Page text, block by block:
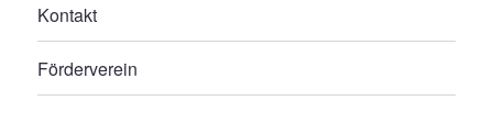
Kontakt
Förderverein